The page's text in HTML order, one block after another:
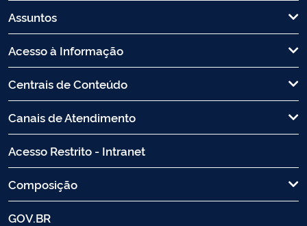
Assuntos
Acesso à Informação
Centrais de Conteúdo
Canais de Atendimento
Acesso Restrito - Intranet
Composição
GOV.BR